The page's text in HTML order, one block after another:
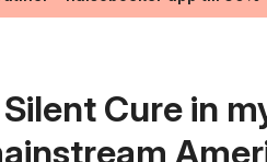
Cure in